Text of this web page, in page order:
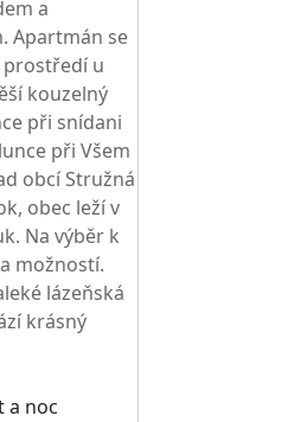
a
Apartmán se
prostředí u
kouzelný
při snídani
při Všem
obcí Stružná
obec leží v
Na výběr k
možností.
lázeňská
krásný
a noc